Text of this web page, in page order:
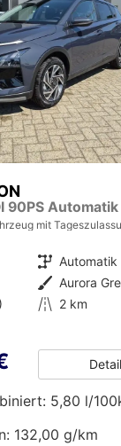
mit
Getriebe Automatik
Außenfarbe Aurora
Kilometerstand 2 km
5,80 l/
132,00 g/km